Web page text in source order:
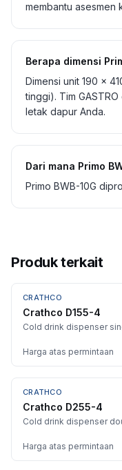
membantu asesmen
Berapa dimensi
Dimensi unit 190 ×
tinggi). Tim
letak dapur Anda.
Dari mana Primo
Primo BWB-10G
Produk terkait
CRATHCO
Crathco D155-4
Cold drink dispenser
Harga atas permintaan
CRATHCO
Crathco D255-4
Cold drink dispenser
Harga atas permintaan